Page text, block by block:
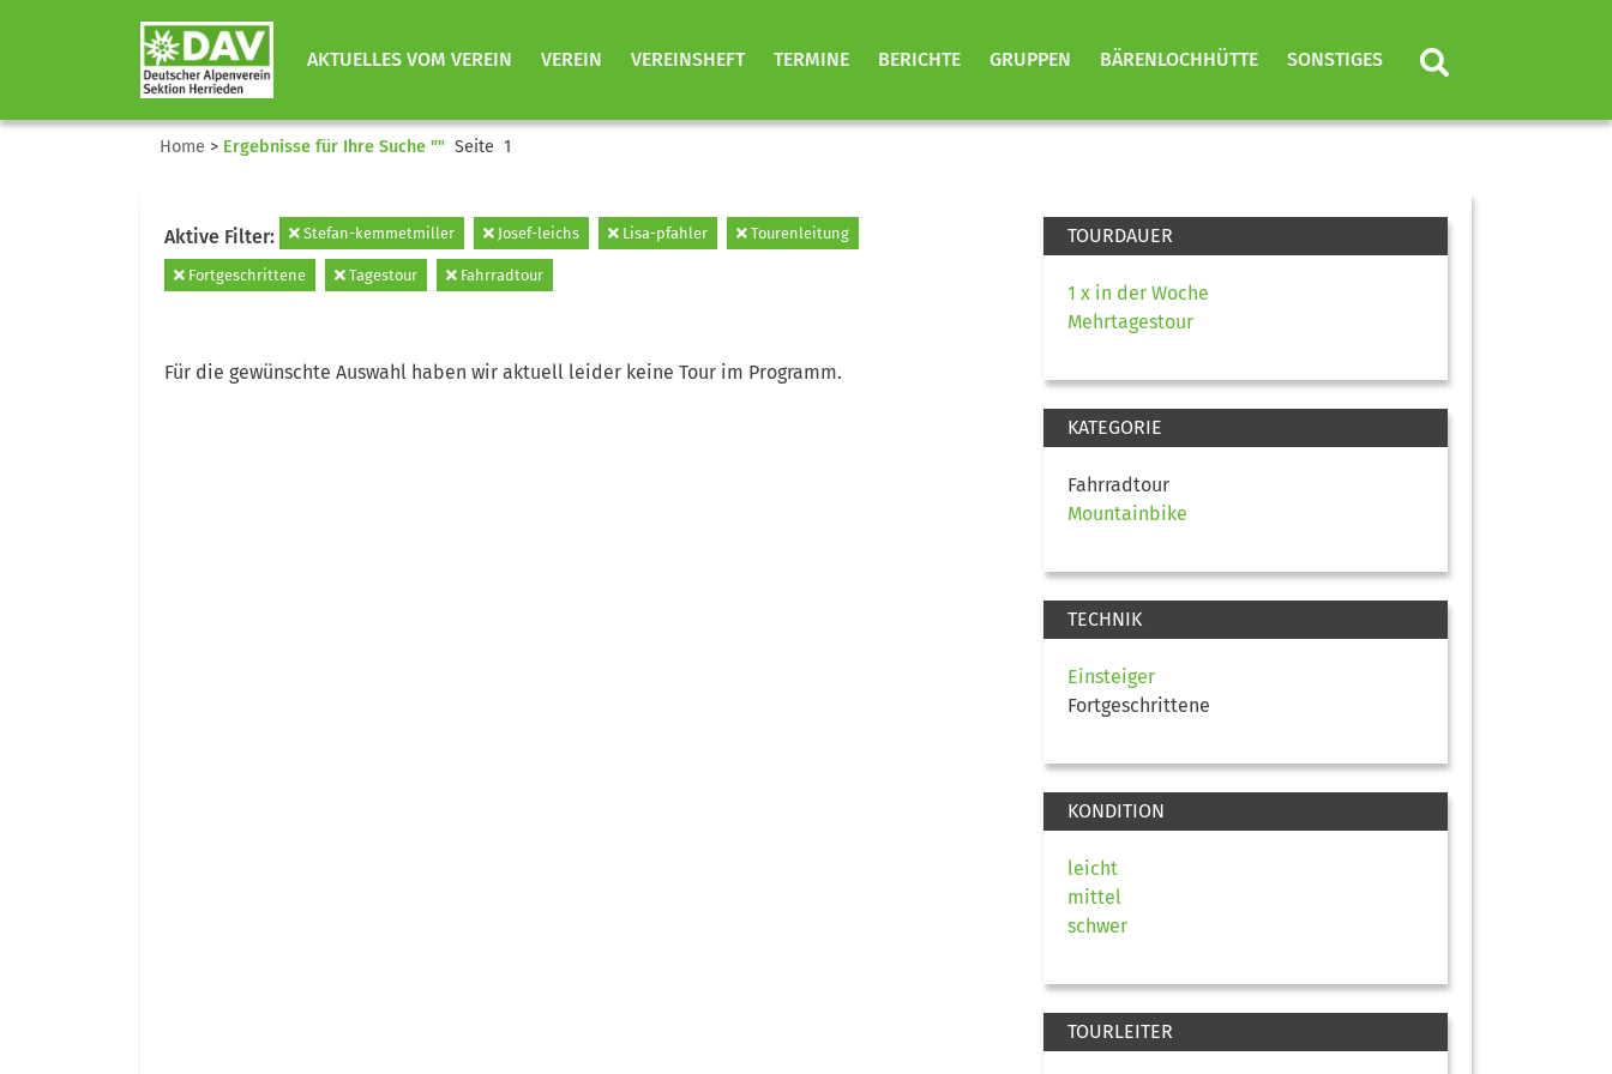
AKTUELLES VOM VEREIN VEREIN VEREINSHEFT TERMINE BERICHTE GRUPPEN BÄRENLOCHHÜTTE SONSTIGES
Home > Ergebnisse für Ihre Suche "" Seite 1
Aktive Filter: Stefan-kemmetmiller Josef-leichs Lisa-pfahler Tourenleitung
Fortgeschrittene Tagestour Fahrradtour
Für die gewünschte Auswahl haben wir aktuell leider keine Tour im Programm.
TOURDAUER
1 x in der Woche
Mehrtagestour
KATEGORIE
Fahrradtour
Mountainbike
TECHNIK
Einsteiger
Fortgeschrittene
KONDITION
leicht
mittel
schwer
TOURLEITER